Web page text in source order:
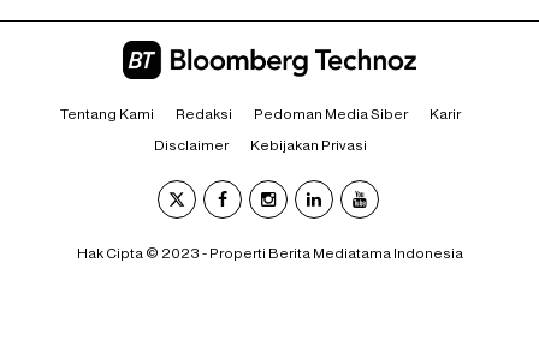
Tentang Kami Redaksi Pedoman Media Siber Karir
Disclaimer Kebijakan Privasi
Hak Cipta © 2023 - Properti Berita Mediatama Indonesia